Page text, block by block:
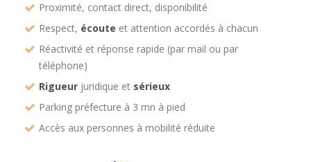
Proximité, contact direct, disponibilité
Respect, écoute et attention accordés à chacun
Réactivité et réponse rapide (par mail ou par
téléphone)
Rigueur juridique et sérieux
Parking préfecture à 3 mn à pied
Accès aux personnes à mobilité réduite